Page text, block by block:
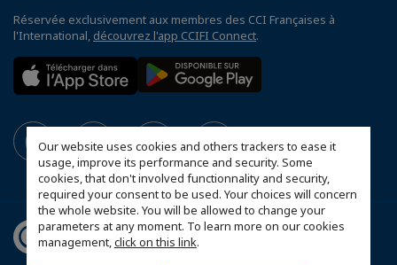
Our website uses cookies and others trackers to ease it
usage, improve its performance and security. Some
cookies, that don't involved functionnality and security,
required your consent to be used. Your choices will concern
the whole website. You will be allowed to change your
parameters at any moment. To learn more on our cookies
management,click on this link.
Réservée exclusivement aux membres des CCI Françaises à
l'International, découvrez l'app CCIFI Connect.